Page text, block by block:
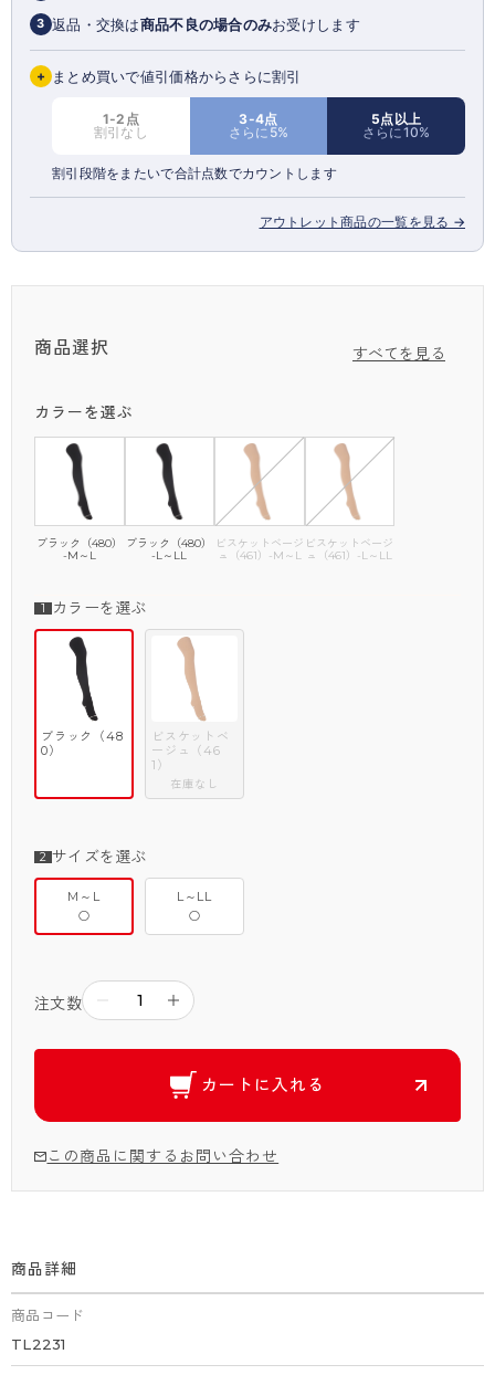
3 返品・交換は商品不良の場合のみお受けします
+ まとめ買いで値引価格からさらに割引
1-2点
割引なし
3-4点
さらに5%
5点以上
さらに10%
割引段階をまたいで合計点数でカウントします
アウトレット商品の一覧を見る →
商品選択 すべてを見る
カラーを選ぶ
ブラック（480）
-M～L
ブラック（480）
-L～LL
ビスケットベージ
ュ（461）-M～L
ビスケットベージ
ュ（461）-L～LL
カラーを選ぶ
ブラック（48
0）
ビスケットベ
ージュ（46
1）
在庫なし
サイズを選ぶ
M～L
○
L～LL
○
注文数 ＋
カートに入れる
この商品に関するお問い合わせ
商品詳細
商品コード
TL2231